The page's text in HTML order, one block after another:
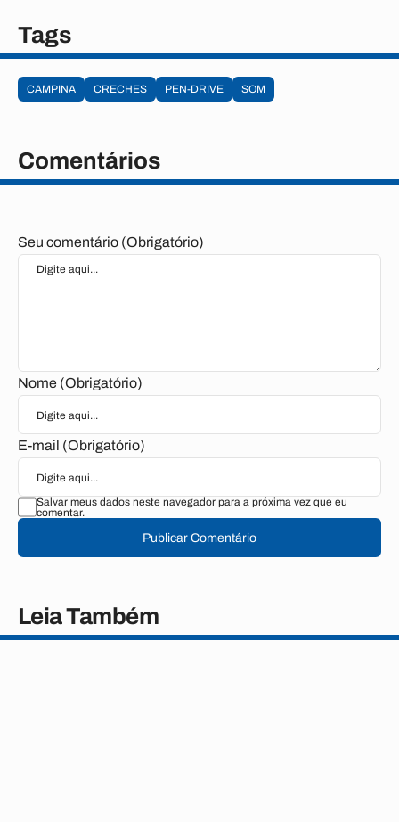
Tags
CAMPINA CRECHES PEN-DRIVE SOM
Comentários
Seu comentário (Obrigatório)
Nome (Obrigatório)
E-mail (Obrigatório)
Salvar meus dados neste navegador para a próxima vez que eu
comentar.
Publicar Comentário
Leia Também